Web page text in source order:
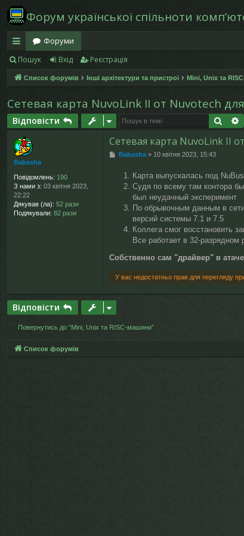
Форум української спільноти
в
и
дк
и
й
д
ос
ту
п
Форуми
Пошук Вхід Реєстрація
Список форумів Інші архітектури та пристрої Mini, Unix та
Сетевая карта NuvoLink II от Nuvotech
Відповісти
Babasha
Повідомлень: 190
З нами з: 03 квітня 2023,
22:22
Дякував (ла): 52 рази
Подякували: 82 рази
Сетевая карта NuvoLink II
ПBabasha» 10 квітня 2023, 15:43
Карта выпускалась под
Судя по всему там контора
был неудачный эксперимент
По обрывочным данным в
версий системы 7.1 и 7.5
Коллега смог восстановить
Все работает в 32-разрядном
Собственно сам "драйвер" в
У вас недостатньо прав для перегляду
Відповісти
Повернутись до “Mini, Unix та RISC-машини”
Список форумів